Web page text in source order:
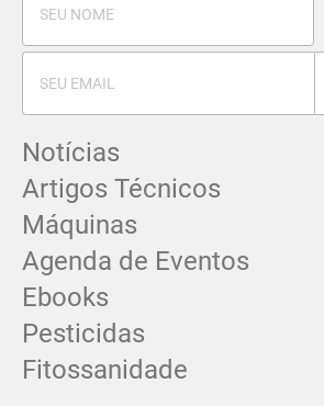
Notícias
Artigos Técnicos
Máquinas
Agenda de Eventos
Ebooks
Pesticidas
Fitossanidade